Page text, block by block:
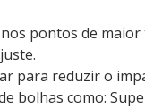
pontos de
para reduzir o
como: